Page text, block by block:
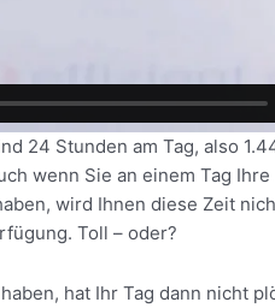
24 Stunden am Tag, also
wenn Sie an einem Tag
wird Ihnen diese Zeit
Toll – oder?
hat Ihr Tag dann nicht